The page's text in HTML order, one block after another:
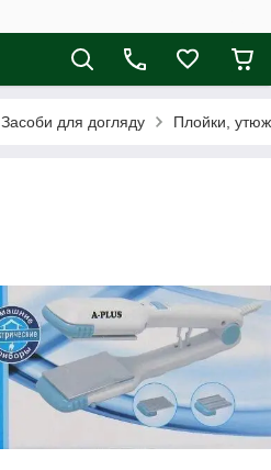
Засоби для догляду Плойки,